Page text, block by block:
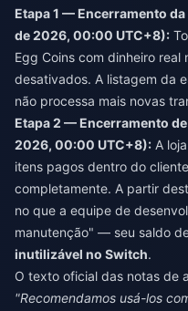
Etapa 1 — Encerramento
de 2026, 00:00 UTC+8):
Egg Coins com dinheiro
desativados. A listagem da
não processa mais novas
Etapa 2 — Encerramento
2026, 00:00 UTC+8): A
itens pagos dentro do
completamente. A partir
no que a equipe de
manutenção" — seu saldo
inutilizável no Switch.
O texto oficial das notas de
"Recomendamos usá-los